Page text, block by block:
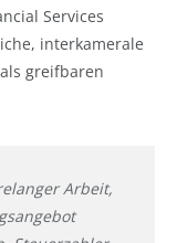
Services
interkamerale
greifbaren
Arbeit,